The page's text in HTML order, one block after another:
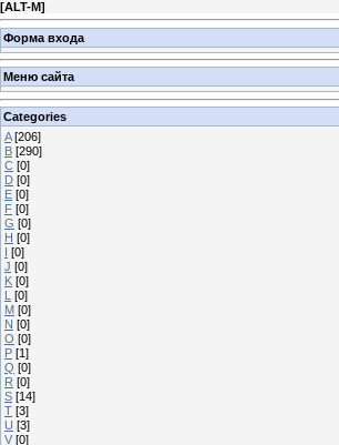
[ALT-M]
Форма входа
Меню сайта
Categories
A [206]
B [290]
C [0]
D [0]
E [0]
F [0]
G [0]
H [0]
I [0]
J [0]
K [0]
L [0]
M [0]
N [0]
O [0]
P [1]
Q [0]
R [0]
S [14]
T [3]
U [3]
V [0]